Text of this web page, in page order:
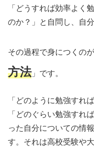
「どうすれば効率よく
のか？」と自問し、自
その過程で身につくのが
方法」です。
「どのように勉強すれ
「どのぐらい勉強すれ
った自分についての情
す。それは高校受験や